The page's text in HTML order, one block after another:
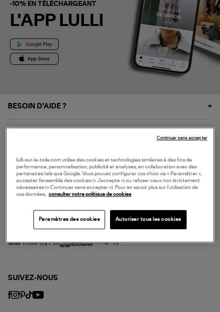
-10% EN TÉLÉCHARGEANT
L'APP LULLI
BESOIN D'AIDE ?
NOS SERVICES
SERVICE CLIENT
MODE DE PAIEMENT
SUIVEZ-NOUS
lulli-sur-la-toile.com utilise des cookies et technologies similaires à des fins de
performance, personnalisation, publicité et analyses, en collaboration avec des
partenaires tels que Google. Vous pouvez configurer vos choix via « Paramétrer »,
accepter l’ensemble des cookies (« J’accepte ») ou refuser ceux non strictement
nécessaires (« Continuer sans accepter »). Pour en savoir plus sur l’utilisation de
vos données,
consulter notre politique de cookies
Paramètres des cookies Autoriser tous les cookies
Continuer sans accepter